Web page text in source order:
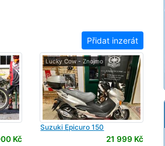
Přidat inzerát
Kč
Lucky Cow - Znojmo
Suzuki Epicuro 150
21 999 Kč